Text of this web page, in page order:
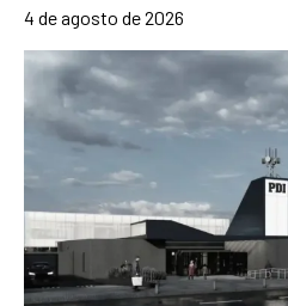
4 de agosto de 2026